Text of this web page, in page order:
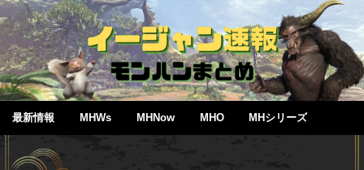
最新情報 MHWs MHNow MHO MHシリーズ